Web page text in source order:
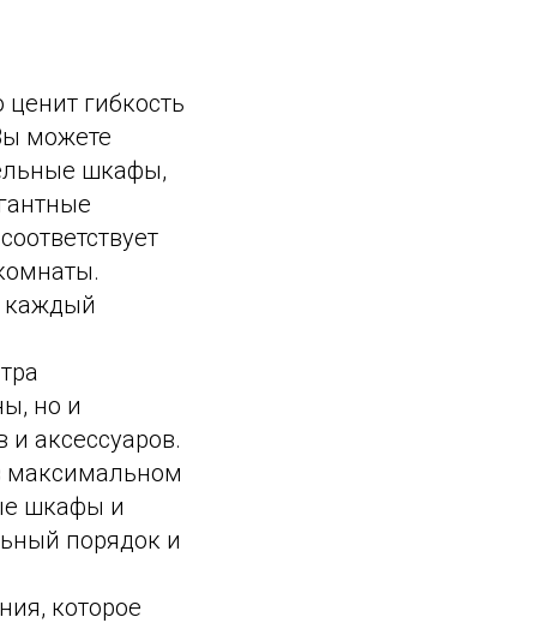
гибкость
можете
шкафы,
каждый
но и
и аксессуаров.
максимальном
шкафы и
порядок и
которое